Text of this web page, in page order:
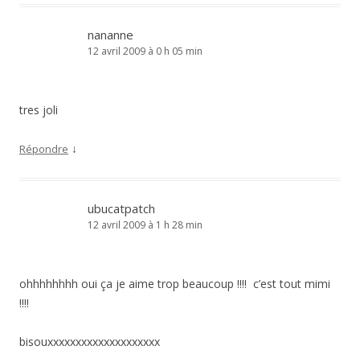
nananne
12 avril 2009 à 0 h 05 min
tres joli
Répondre ↓
ubucatpatch
12 avril 2009 à 1 h 28 min
ohhhhhhhh oui ça je aime trop beaucoup !!!! c’est tout mimi
!!!!
bisouxxxxxxxxxxxxxxxxxxxx